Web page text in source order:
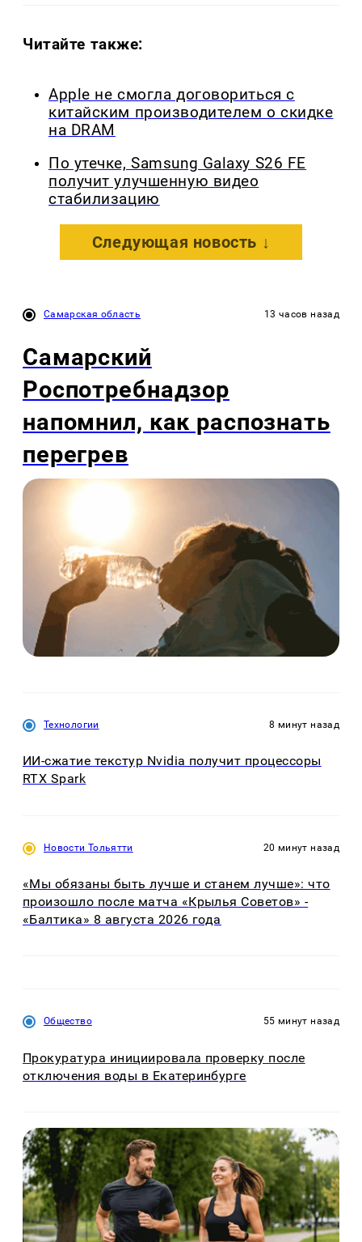
Читайте также:
Apple не смогла договориться с
китайским производителем о скидке
на DRAM
По утечке, Samsung Galaxy S26 FE
получит улучшенную видео
стабилизацию
Следующая новость ↓
Самарская область 13 часов назад
Самарский
Роспотребнадзор
напомнил, как распознать
перегрев
Технологии 8 минут назад
ИИ-сжатие текстур Nvidia получит процессоры
RTX Spark
Новости Тольятти 20 минут назад
«Мы обязаны быть лучше и станем лучше»: что
произошло после матча «Крылья Советов» -
«Балтика» 8 августа 2026 года
Общество 55 минут назад
Прокуратура инициировала проверку после
отключения воды в Екатеринбурге